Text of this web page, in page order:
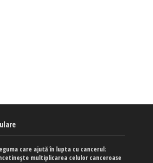
care ajută în lupta cu cancerul:
multiplicarea celulor canceroase